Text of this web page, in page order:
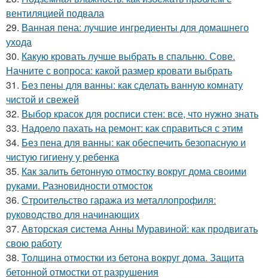
вентиляцией подвала
29. Ванная пена: лучшие ингредиенты для домашнего
ухода
30. Какую кровать лучше выбрать в спальню. Сове.
Начните с вопроса: какой размер кровати выбрать
31. Без пены для ванны: как сделать ванную комнату
чистой и свежей
32. Выбор красок для росписи стен: все, что нужно знать
33. Надоело пахать на ремонт: как справиться с этим
34. Без пена для ванны: как обеспечить безопасную и
чистую гигиену у ребенка
35. Как залить бетонную отмостку вокруг дома своими
руками. Разновидности отмосток
36. Строительство гаража из металлопрофиля:
руководство для начинающих
37. Авторская система Анны Муравиной: как продвигать
свою работу
38. Толщина отмостки из бетона вокруг дома. Защита
бетонной отмостки от разрушения